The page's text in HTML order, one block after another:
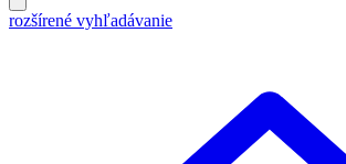
rozšírené vyhľadávanie